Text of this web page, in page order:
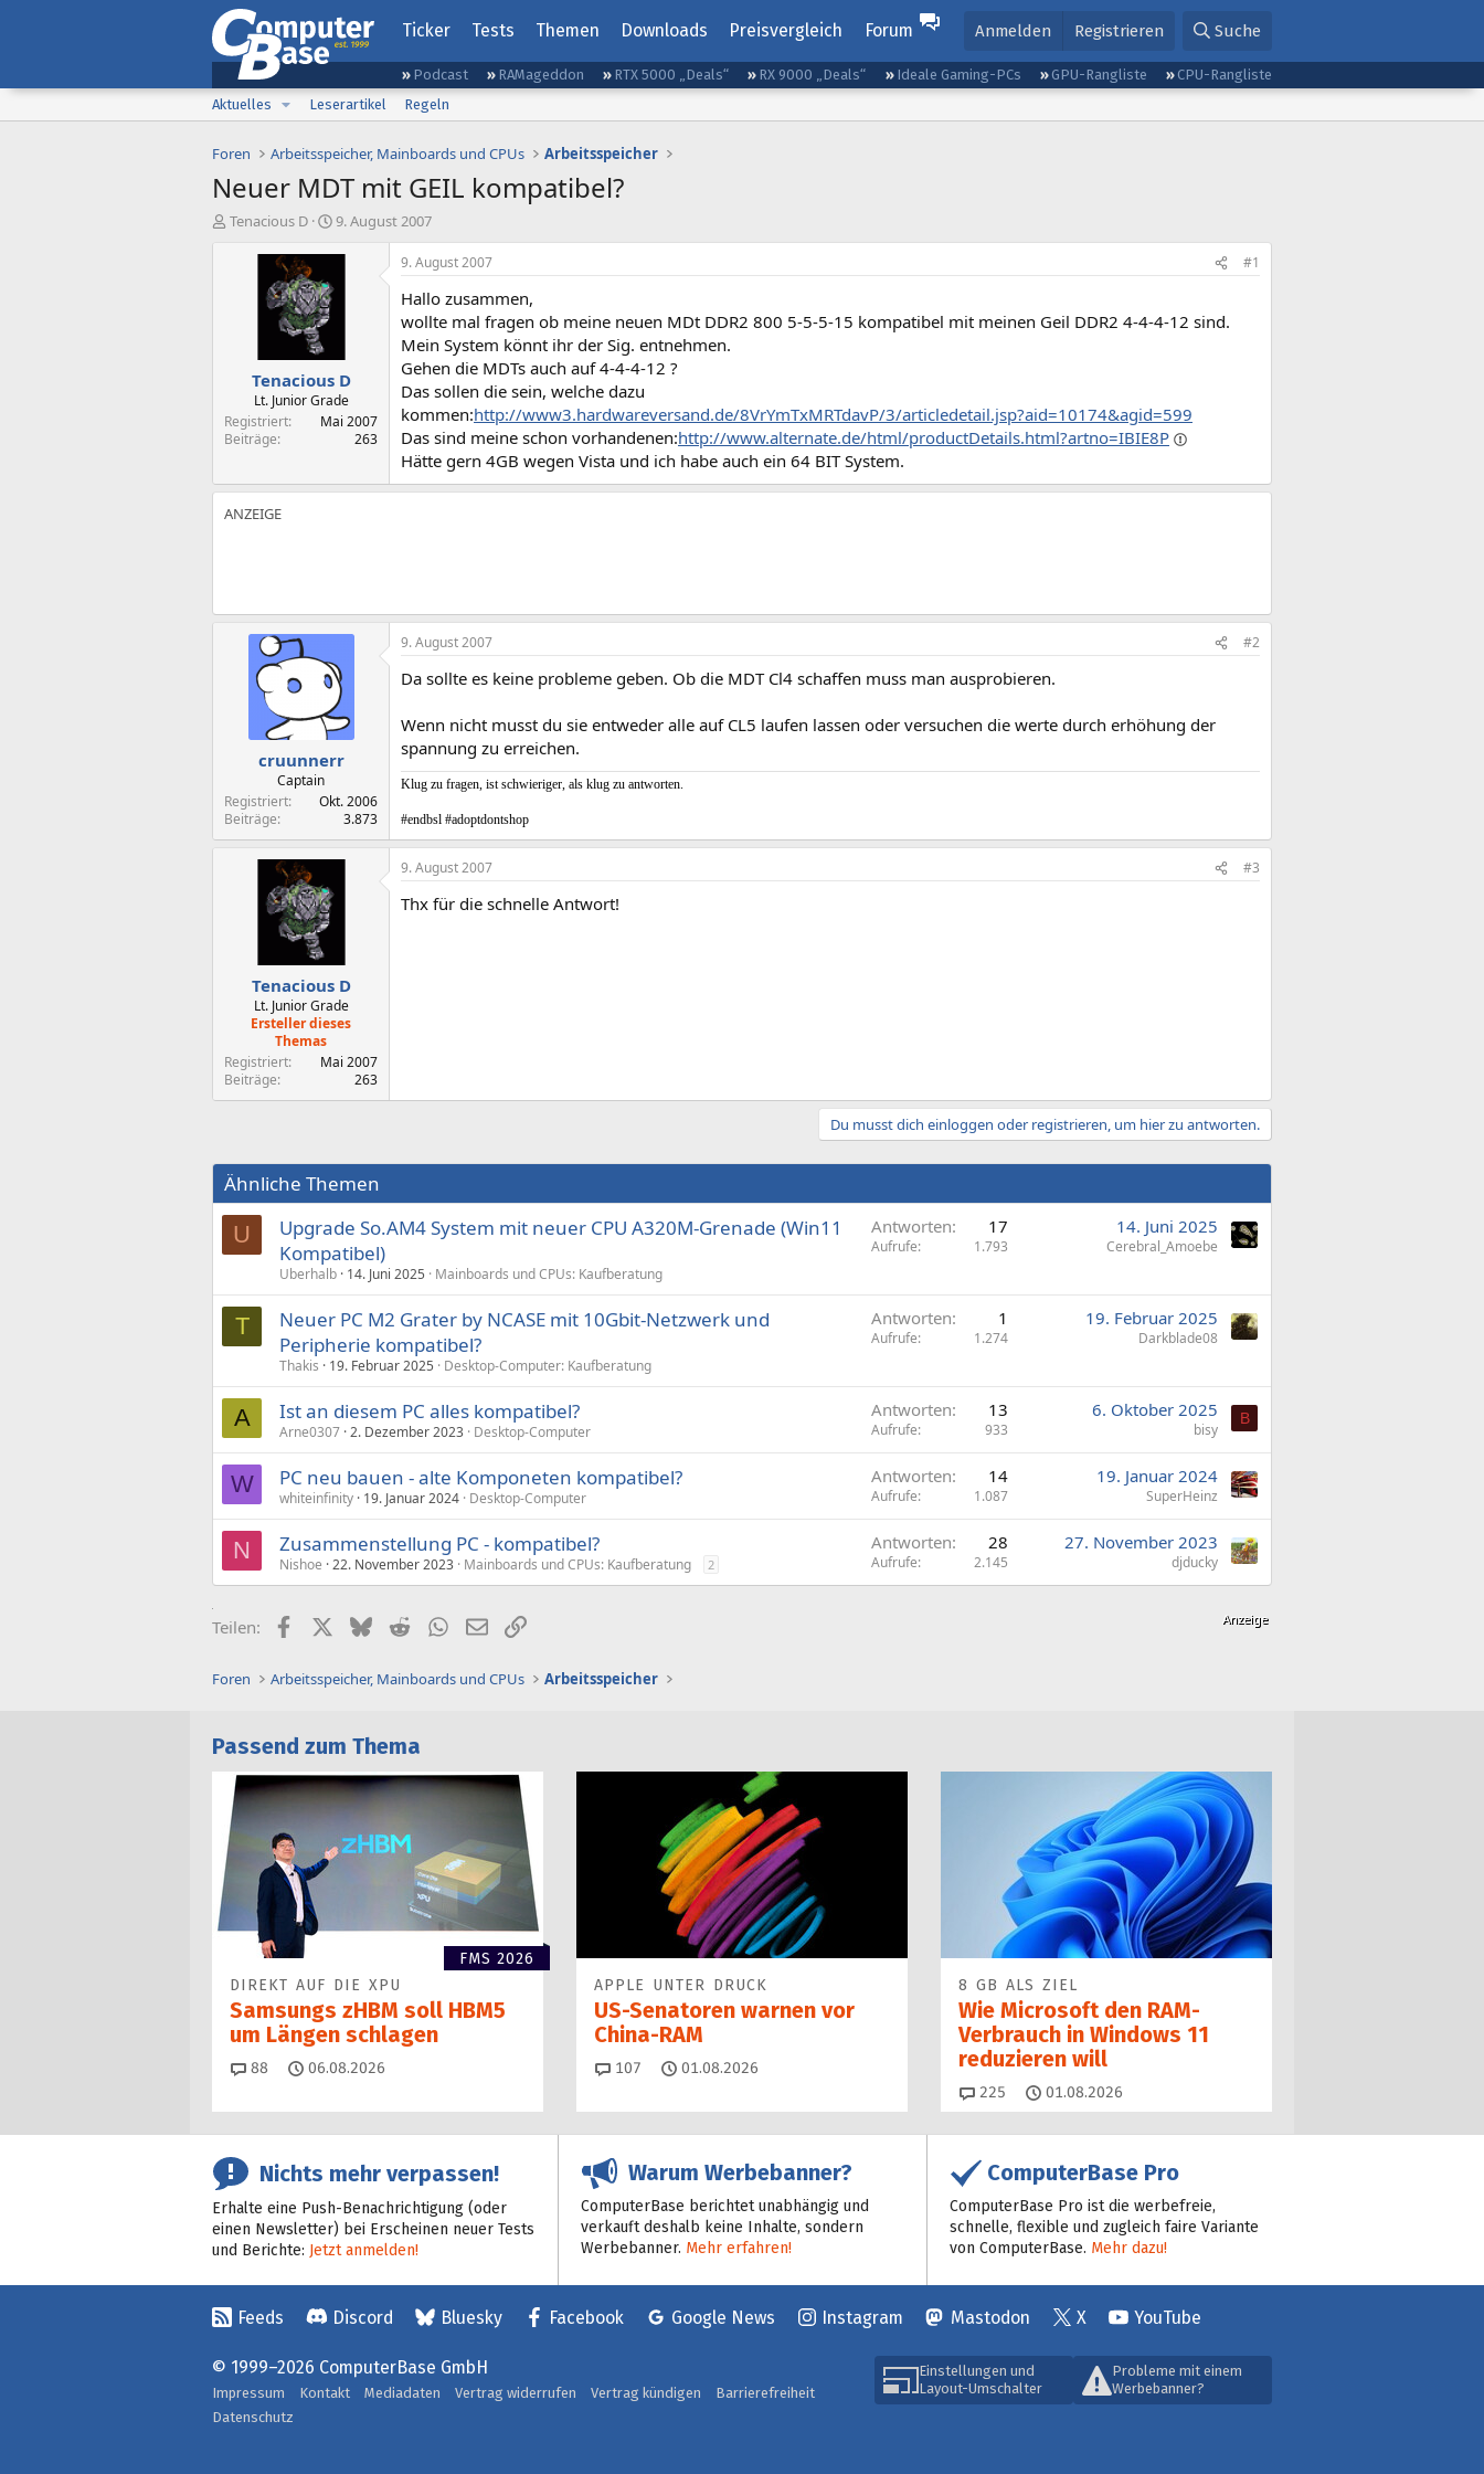
Ticker Tests Themen Downloads Preisvergleich Forum Anmelden Registrieren Suche
Podcast RAMageddon RTX 5000 „Deals“ RX 9000 „Deals“ Ideale Gaming-PCs GPU-Rangliste
CPU-Rangliste
Aktuelles
Leserartikel Regeln
Foren Arbeitsspeicher, Mainboards und CPUs Arbeitsspeicher
Neuer MDT mit GEIL kompatibel?
E
Tenacious D
E
s
t
a
m
9. August 2007
Tenacious D
Lt. Junior Grade
Registriert
Mai 2007
Beiträge
263
9. August 2007 #1
Hallo zusammen,
wollte mal fragen ob meine neuen MDt DDR2 800 5-5-5-15 kompatibel mit meinen Geil DDR2 4-4-4-12 sind.
Mein System könnt ihr der Sig. entnehmen.
Gehen die MDTs auch auf 4-4-4-12 ?
Das sollen die sein, welche dazu
kommen:http://www3.hardwareversand.de/8VrYmTxMRTdavP/3/articledetail.jsp?aid=10174&agid=599
Das sind meine schon vorhandenen:http://www.alternate.de/html/productDetails.html?artno=IBIE8P
Hätte gern 4GB wegen Vista und ich habe auch ein 64 BIT System.
cruunnerr
Captain
Registriert
Okt. 2006
Beiträge
3.873
9. August 2007 #2
Da sollte es keine probleme geben. Ob die MDT Cl4 schaffen muss man ausprobieren.
Wenn nicht musst du sie entweder alle auf CL5 laufen lassen oder versuchen die werte durch erhöhung der
spannung zu erreichen.
Klug zu fragen, ist schwieriger, als klug zu antworten.
#endbsl #adoptdontshop
Tenacious D
Lt. Junior Grade
Ersteller dieses
Themas
Registriert
Mai 2007
Beiträge
263
9. August 2007 #3
Thx für die schnelle Antwort!
Du musst dich einloggen oder registrieren, um hier zu antworten.
Ähnliche Themen
U
Upgrade So.AM4 System mit neuer CPU A320M-Grenade (Win11
Kompatibel)
Uberhalb 14. Juni 2025 Mainboards und CPUs: Kaufberatung
Antworten 17
Aufrufe 1.793
14. Juni 2025
Cerebral_Amoebe
T
Neuer PC M2 Grater by NCASE mit 10Gbit-Netzwerk und
Peripherie kompatibel?
Thakis 19. Februar 2025 Desktop-Computer: Kaufberatung
Antworten 1
Aufrufe 1.274
19. Februar 2025
Darkblade08
A Ist an diesem PC alles kompatibel?
Arne0307 2. Dezember 2023 Desktop-Computer
Antworten 13
Aufrufe 933
6. Oktober 2025
bisy
B
W PC neu bauen - alte Komponeten kompatibel?
whiteinfinity 19. Januar 2024 Desktop-Computer
Antworten 14
Aufrufe 1.087
19. Januar 2024
SuperHeinz
N Zusammenstellung PC - kompatibel?
Nishoe 22. November 2023 Mainboards und CPUs: Kaufberatung 2
Antworten 28
Aufrufe 2.145
27. November 2023
djducky
Teilen: FacebookX (Twitter)
BlueskyRedditWhatsApp
E-MailLink
Foren Arbeitsspeicher, Mainboards und CPUs Arbeitsspeicher
Passend zum Thema
FMS 2026
DIREKT AUF DIE XPU
Samsungs zHBM soll HBM5
um Längen schlagen
88 Kommentare
06.08.2026
APPLE UNTER DRUCK
US-Senatoren warnen vor
China-RAM
107 Kommentare
01.08.2026
8 GB ALS ZIEL
Wie Microsoft den RAM-
Verbrauch in Windows 11
reduzieren will
225 Kommentare
01.08.2026
Nichts mehr verpassen!
Erhalte eine Push-Benachrichtigung (oder
einen Newsletter) bei Erscheinen neuer Tests
und Berichte: Jetzt anmelden!
Warum Werbebanner?
ComputerBase berichtet unabhängig und
verkauft deshalb keine Inhalte, sondern
Werbebanner. Mehr erfahren!
ComputerBase Pro
ComputerBase Pro ist die werbefreie,
schnelle, flexible und zugleich faire Variante
von ComputerBase. Mehr dazu!
Feeds Discord Bluesky Facebook Google News Instagram Mastodon X YouTube
Einstellungen und
Layout-Umschalter
Probleme mit einem
Werbebanner?
© 1999–2026 ComputerBase GmbH
Impressum Kontakt Mediadaten Vertrag widerrufen Vertrag kündigen
Barrierefreiheit
Datenschutz